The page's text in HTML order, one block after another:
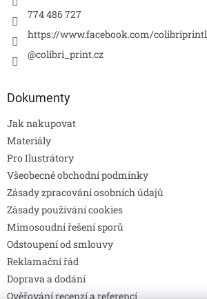
774 486 727
https://www.facebook.com/
@colibri_print.cz
Dokumenty
Jak nakupovat
Materiály
Pro Ilustrátory
Všeobecné obchodní podmínky
Zásady zpracování osobních údajů
Zásady používání cookies
Mimosoudní řešení sporů
Odstoupení od smlouvy
Reklamační řád
Doprava a dodání
Ověřování recenzí a referencí